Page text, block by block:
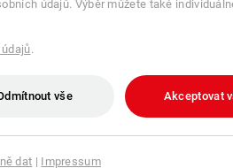
Informace o výrobci:
BGS technic
Wermelskirchen | mail@bgs-
Klikněte na tlačítko "Datový
údajů. Výběr můžete také
.
vše Akceptovat
dat | Impressum